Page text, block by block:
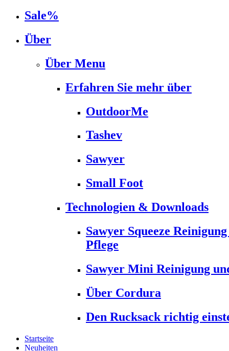
Sale%
Über
Über Menu
Erfahren Sie mehr über
OutdoorMe
Tashev
Sawyer
Small Foot
Technologien & Downloads
Sawyer Squeeze
Pflege
Sawyer Mini Reinigung
Über Cordura
Den Rucksack richtig
Startseite
Neuheiten